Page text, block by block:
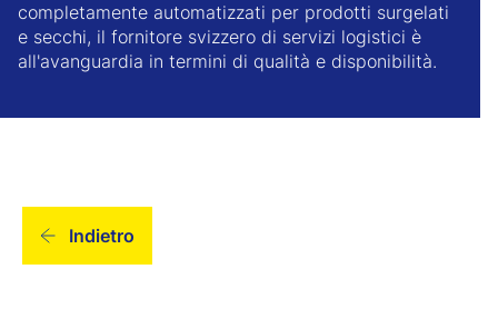
completamente automatizzati per prodotti surgelati
e secchi, il fornitore svizzero di servizi logistici è
all'avanguardia in termini di qualità e disponibilità.
Indietro